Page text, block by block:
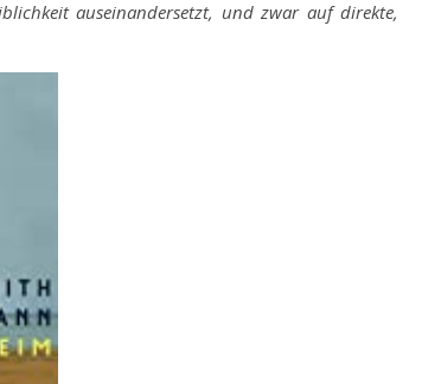
auseinandersetzt, und zwar auf direkte,